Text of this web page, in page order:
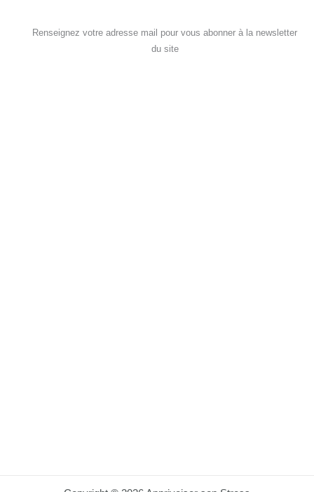
Renseignez votre adresse mail pour vous abonner à la newsletter
du site